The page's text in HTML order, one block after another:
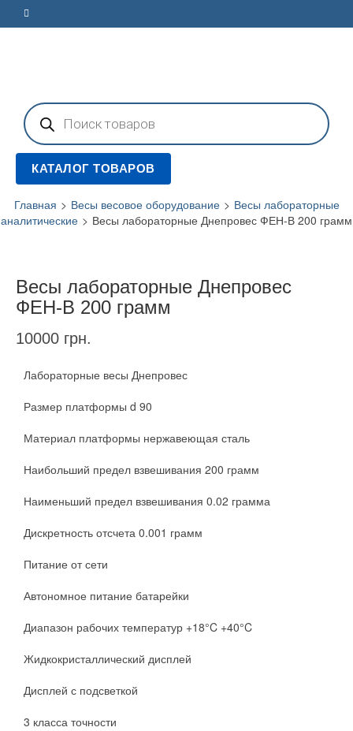
Поиск
товаров
КАТАЛОГ ТОВАРОВ
Главная > Весы весовое оборудование > Весы лабораторные
аналитические > Весы лабораторные Днепровес ФЕН-В 200 грамм
Весы лабораторные Днепровес
ФЕН-В 200 грамм
10000 грн.
Лабораторные весы Днепровес
Размер платформы d 90
Материал платформы нержавеющая сталь
Наибольший предел взвешивания 200 грамм
Наименьший предел взвешивания 0.02 грамма
Дискретность отсчета 0.001 грамм
Питание от сети
Автономное питание батарейки
Диапазон рабочих температур +18°C +40°C
Жидкокристаллический дисплей
Дисплей с подсветкой
3 класса точности